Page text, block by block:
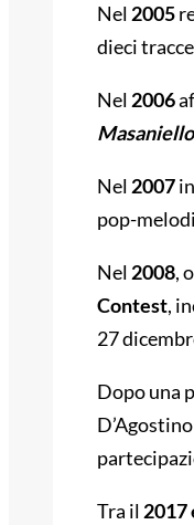
Nel 2005
dieci
Nel 2006
Nel 2007
pop-
Nel 2008,
Contest,
27
Dopo una
Tra il 2017